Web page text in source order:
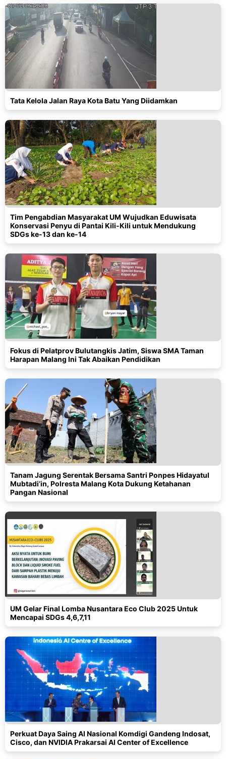
Tata Kelola Jalan Raya Kota Batu Yang Diidamkan
Tim Pengabdian Masyarakat UM Wujudkan Eduwisata
Konservasi Penyu di Pantai Kili-Kili untuk Mendukung
SDGs ke-13 dan ke-14
Fokus di Pelatprov Bulutangkis Jatim, Siswa SMA Taman
Harapan Malang Ini Tak Abaikan Pendidikan
Tanam Jagung Serentak Bersama Santri Ponpes Hidayatul
Mubtadi’in, Polresta Malang Kota Dukung Ketahanan
Pangan Nasional
UM Gelar Final Lomba Nusantara Eco Club 2025 Untuk
Mencapai SDGs 4,6,7,11
Perkuat Daya Saing AI Nasional Komdigi Gandeng Indosat,
Cisco, dan NVIDIA Prakarsai AI Center of Excellence